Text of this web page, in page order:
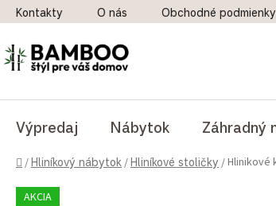
Prejsť na obsah
Kontakty O nás Obchodné podmienky
Výpredaj Nábytok Záhradný
Domov
/Hliníkový nábytok /Hliníkové stoličky /Hlinikové
AKCIA